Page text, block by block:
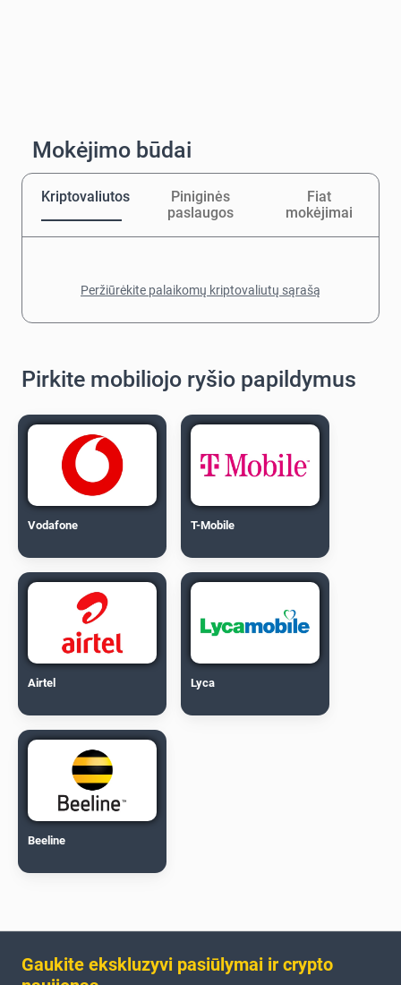
Mokėjimo būdai
Kriptovaliutos
Piniginės
paslaugos
Fiat
mokėjimai
Peržiūrėkite palaikomų kriptovaliutų sąrašą
Pirkite mobiliojo ryšio papildymus
Vodafone T-Mobile
Airtel Lyca
Beeline
Gaukite ekskluzyvi pasiūlymai ir crypto